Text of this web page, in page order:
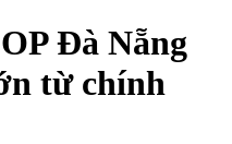
Đà Nẵng
từ chính